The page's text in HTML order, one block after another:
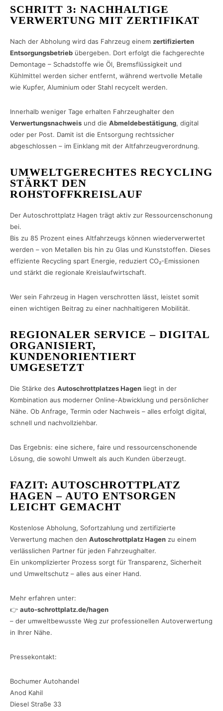
SCHRITT 3: NACHHALTIGE
VERWERTUNG MIT ZERTIFIKAT
Nach der Abholung wird das Fahrzeug einem zertifizierten
Entsorgungsbetrieb übergeben. Dort erfolgt die fachgerechte
Demontage – Schadstoffe wie Öl, Bremsflüssigkeit und
Kühlmittel werden sicher entfernt, während wertvolle Metalle
wie Kupfer, Aluminium oder Stahl recycelt werden.
Innerhalb weniger Tage erhalten Fahrzeughalter den
Verwertungsnachweis und die Abmeldebestätigung, digital
oder per Post. Damit ist die Entsorgung rechtssicher
abgeschlossen – im Einklang mit der Altfahrzeugverordnung.
UMWELTGERECHTES RECYCLING
STÄRKT DEN
ROHSTOFFKREISLAUF
Der Autoschrottplatz Hagen trägt aktiv zur Ressourcenschonung
bei.
Bis zu 85 Prozent eines Altfahrzeugs können wiederverwertet
werden – von Metallen bis hin zu Glas und Kunststoffen. Dieses
effiziente Recycling spart Energie, reduziert CO₂-Emissionen
und stärkt die regionale Kreislaufwirtschaft.
Wer sein Fahrzeug in Hagen verschrotten lässt, leistet somit
einen wichtigen Beitrag zu einer nachhaltigeren Mobilität.
REGIONALER SERVICE – DIGITAL
ORGANISIERT,
KUNDENORIENTIERT
UMGESETZT
Die Stärke des Autoschrottplatzes Hagen liegt in der
Kombination aus moderner Online-Abwicklung und persönlicher
Nähe. Ob Anfrage, Termin oder Nachweis – alles erfolgt digital,
schnell und nachvollziehbar.
Das Ergebnis: eine sichere, faire und ressourcenschonende
Lösung, die sowohl Umwelt als auch Kunden überzeugt.
FAZIT: AUTOSCHROTTPLATZ
HAGEN – AUTO ENTSORGEN
LEICHT GEMACHT
Kostenlose Abholung, Sofortzahlung und zertifizierte
Verwertung machen den Autoschrottplatz Hagen zu einem
verlässlichen Partner für jeden Fahrzeughalter.
Ein unkomplizierter Prozess sorgt für Transparenz, Sicherheit
und Umweltschutz – alles aus einer Hand.
Mehr erfahren unter:
👉 auto-schrottplatz.de/hagen
– der umweltbewusste Weg zur professionellen Autoverwertung
in Ihrer Nähe.
Pressekontakt:
Bochumer Autohandel
Anod Kahil
Diesel Straße 33